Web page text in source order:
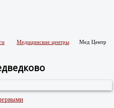
Медицинские центры
Мед Центр